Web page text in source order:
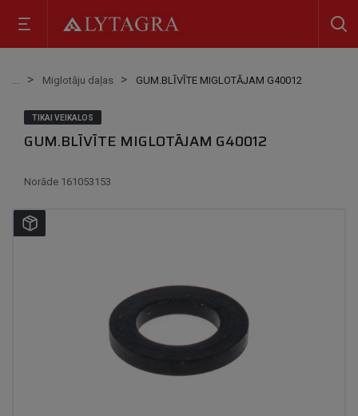
Miglotāju daļas GUM.BLĪVĪTE MIGLOTĀJAM G40012
TIKAI VEIKALOS
GUM.BLĪVĪTE MIGLOTĀJAM G40012
Norāde 161053153